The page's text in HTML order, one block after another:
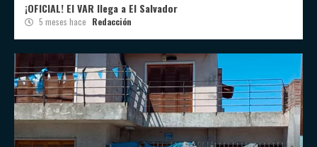
¡OFICIAL! El VAR llega a El Salvador
5 meses hace Redacción